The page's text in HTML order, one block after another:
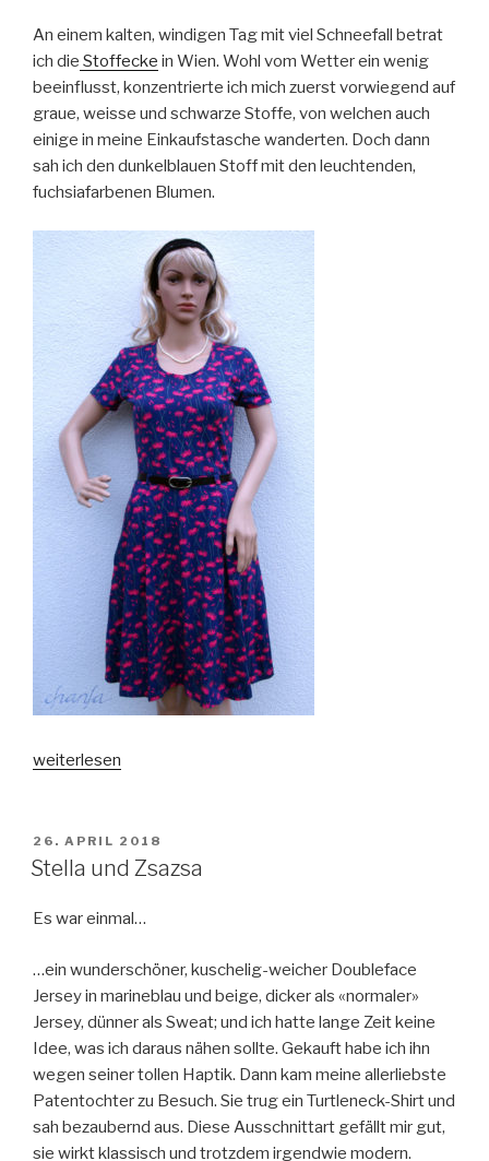
An einem kalten, windigen Tag mit viel Schneefall betrat
ich die Stoffecke in Wien. Wohl vom Wetter ein wenig
beeinflusst, konzentrierte ich mich zuerst vorwiegend auf
graue, weisse und schwarze Stoffe, von welchen auch
einige in meine Einkaufstasche wanderten. Doch dann
sah ich den dunkelblauen Stoff mit den leuchtenden,
fuchsiafarbenen Blumen.
„Ein
weiterlesen
VERÖFFENTLICHT
AM
26. APRIL 2018
Stella und Zsazsa
Es war einmal…
…ein wunderschöner, kuschelig-weicher Doubleface
Jersey in marineblau und beige, dicker als «normaler»
Jersey, dünner als Sweat; und ich hatte lange Zeit keine
Idee, was ich daraus nähen sollte. Gekauft habe ich ihn
wegen seiner tollen Haptik. Dann kam meine allerliebste
Patentochter zu Besuch. Sie trug ein Turtleneck-Shirt und
sah bezaubernd aus. Diese Ausschnittart gefällt mir gut,
sie wirkt klassisch und trotzdem irgendwie modern.